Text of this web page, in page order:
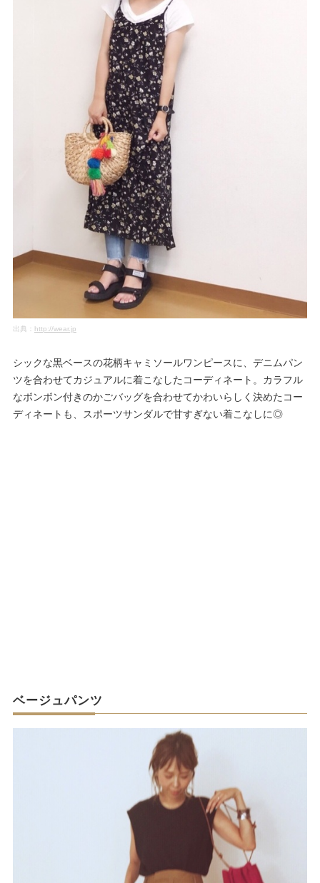
出典： http://wear.jp
シックな黒ベースの花柄キャミソールワンピースに、デニムパン
ツを合わせてカジュアルに着こなしたコーディネート。カラフル
なボンボン付きのかごバッグを合わせてかわいらしく決めたコー
ディネートも、スポーツサンダルで甘すぎない着こなしに◎
ベージュパンツ